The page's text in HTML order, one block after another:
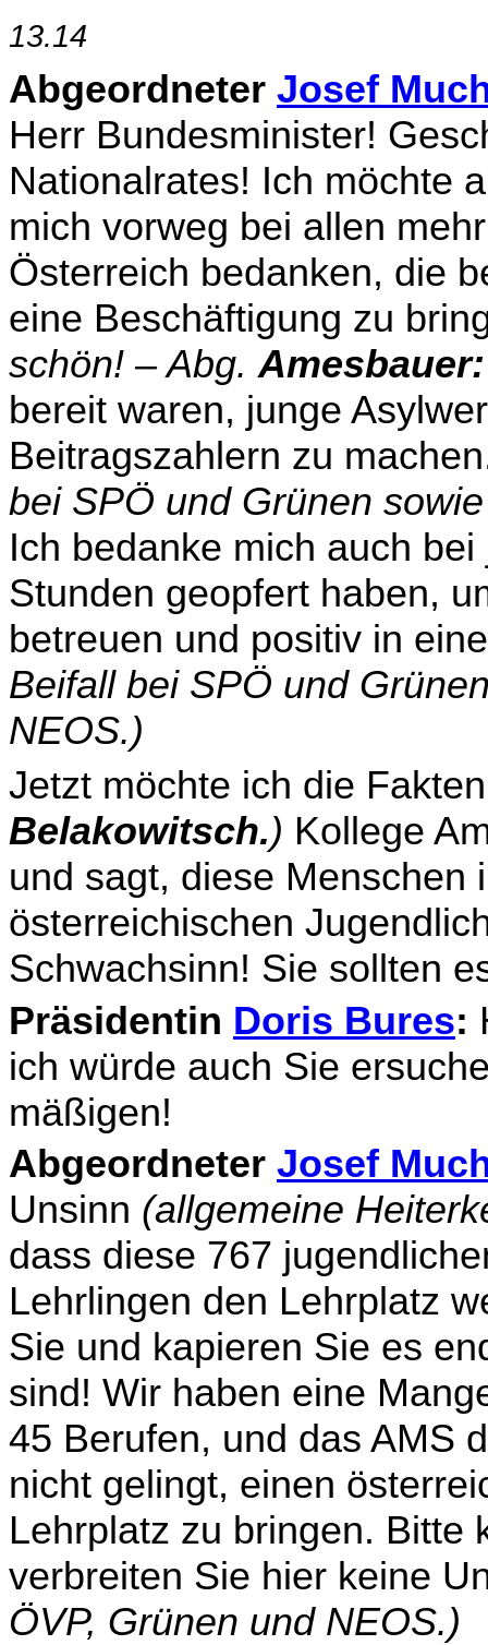
13.14
Abgeordneter Josef
Herr Bundesminister!
Nationalrates! Ich möchte
mich vorweg bei allen
Österreich bedanken, die
eine Beschäftigung zu
schön! – Abg.Amesbauer:
bereit waren, junge
Beitragszahlern zu
bei SPÖ und Grünen
Ich be­danke mich auch
Stunden geopfert haben,
betreuen und positiv in
Bei­fall bei SPÖ und
NEOS.)
Jetzt möchte ich die
Belakowitsch.) Kollege
und sagt, diese Menschen
österreichischen
Schwachsinn! Sie sollten
Präsidentin Doris Bures:
ich würde auch Sie
mäßigen!
Abgeordneter Josef
Unsinn (allgemeine
dass diese 767
Lehrlingen den Lehrplatz
Sie und kapieren Sie es
sind! Wir haben eine
45 Berufen, und das AMS
nicht gelingt, einen
Lehrplatz zu bringen. Bitte
verbreiten Sie hier keine
ÖVP, Grünen und NEOS.)